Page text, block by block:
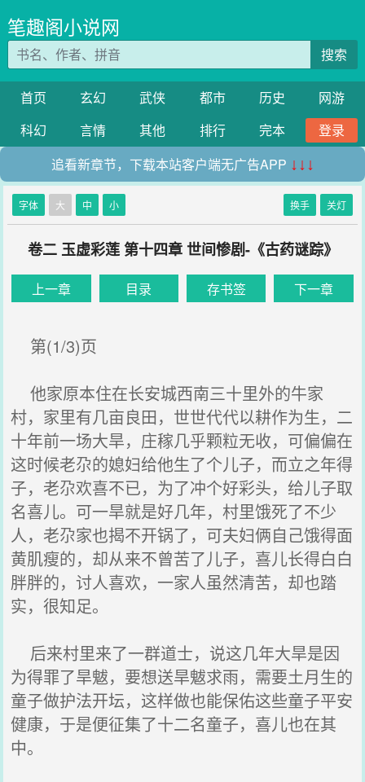
笔趣阁小说网
搜索
首页 玄幻 武侠 都市 历史
网游
科幻
言情 其他 排行 完本
登录
追看新章节，下载本站客户端无广告APP ↓↓↓
字体 大 中 小 换手 关灯
卷二 玉虚彩莲 第十四章 世间惨剧-《古药谜踪》
上一章 目录 存书签 下一章
第(1/3)页
他家原本住在长安城西南三十里外的牛家
村，家里有几亩良田，世世代代以耕作为生，二
十年前一场大旱，庄稼几乎颗粒无收，可偏偏在
这时候老尕的媳妇给他生了个儿子，而立之年得
子，老尕欢喜不已，为了冲个好彩头，给儿子取
名喜儿。可一旱就是好几年，村里饿死了不少
人，老尕家也揭不开锅了，可夫妇俩自己饿得面
黄肌瘦的，却从来不曾苦了儿子，喜儿长得白白
胖胖的，讨人喜欢，一家人虽然清苦，却也踏
实，很知足。
后来村里来了一群道士，说这几年大旱是因
为得罪了旱魃，要想送旱魃求雨，需要土月生的
童子做护法开坛，这样做也能保佑这些童子平安
健康，于是便征集了十二名童子，喜儿也在其
中。